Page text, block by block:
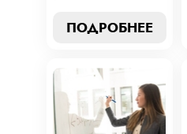
узнайте, как
вариант для ваших
нужд. Откройте
экспертные
стратегии
ПОДРОБНЕЕ